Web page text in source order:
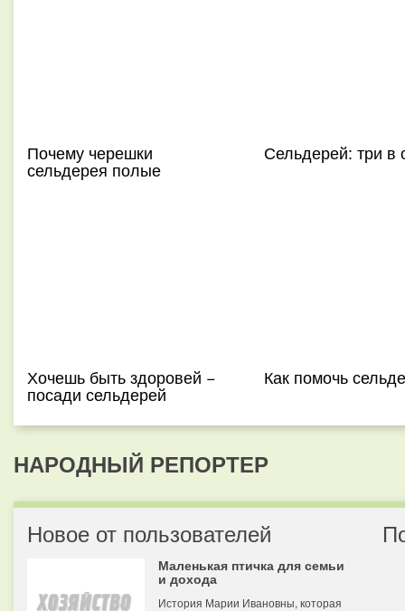
Почему черешки
сельдерея полые
Сельдерей: три в
Хочешь быть здоровей −
посади сельдерей
Как помочь
НАРОДНЫЙ РЕПОРТЕР
Новое от пользователей
Маленькая птичка для семьи
и дохода
История Марии Ивановны, которая